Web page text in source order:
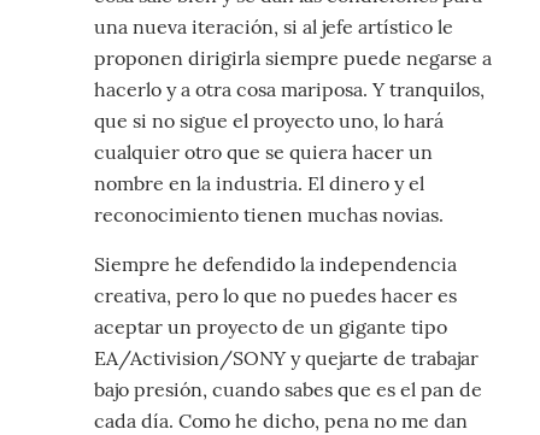
una nueva iteración, si al jefe artístico le
proponen dirigirla siempre puede negarse a
hacerlo y a otra cosa mariposa. Y tranquilos,
que si no sigue el proyecto uno, lo hará
cualquier otro que se quiera hacer un
nombre en la industria. El dinero y el
reconocimiento tienen muchas novias.
Siempre he defendido la independencia
creativa, pero lo que no puedes hacer es
aceptar un proyecto de un gigante tipo
EA/Activision/SONY y quejarte de trabajar
bajo presión, cuando sabes que es el pan de
cada día. Como he dicho, pena no me dan